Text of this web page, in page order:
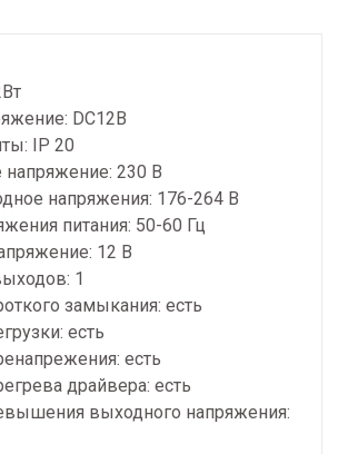
DC12B
IP 20
напряжение: 230 В
напряжения: 176-264 В
питания: 50-60 Гц
12 В
1
замыкания: есть
есть
есть
драйвера: есть
выходного напряжения: